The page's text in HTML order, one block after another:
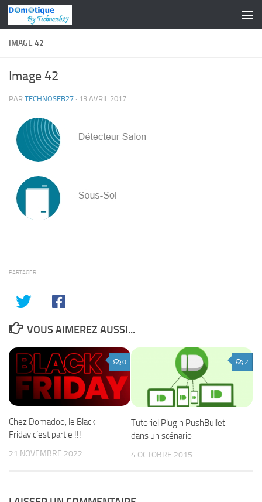
Skip to content
IMAGE 42
Image 42
PAR TECHNOSEB27 · 13 AVRIL 2017
PARTAGER
VOUS AIMEREZ AUSSI...
0
Chez Domadoo, le Black
Friday c’est partie !!!
21 NOVEMBRE 2022
2
Tutoriel Plugin PushBullet
dans un scénario
4 OCTOBRE 2015